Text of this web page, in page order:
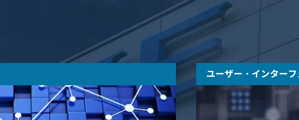
ユーザー・インター